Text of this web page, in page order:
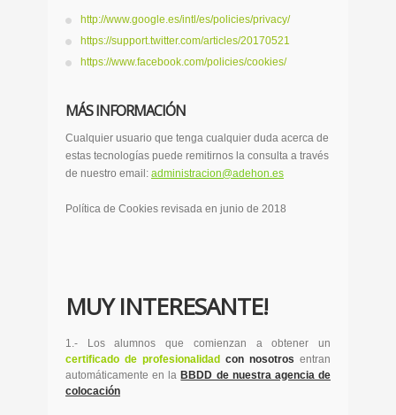
http://www.google.es/intl/es/policies/privacy/
https://support.twitter.com/articles/20170521
https://www.facebook.com/policies/cookies/
MÁS INFORMACIÓN
Cualquier usuario que tenga cualquier duda acerca de
estas tecnologías puede remitirnos la consulta a través
de nuestro email: administracion@adehon.es
Política de Cookies revisada en junio de 2018
MUY INTERESANTE!
1.- Los alumnos que comienzan a obtener un
certificado de profesionalidad con nosotros entran
automáticamente en la BBDD de nuestra agencia de
colocación